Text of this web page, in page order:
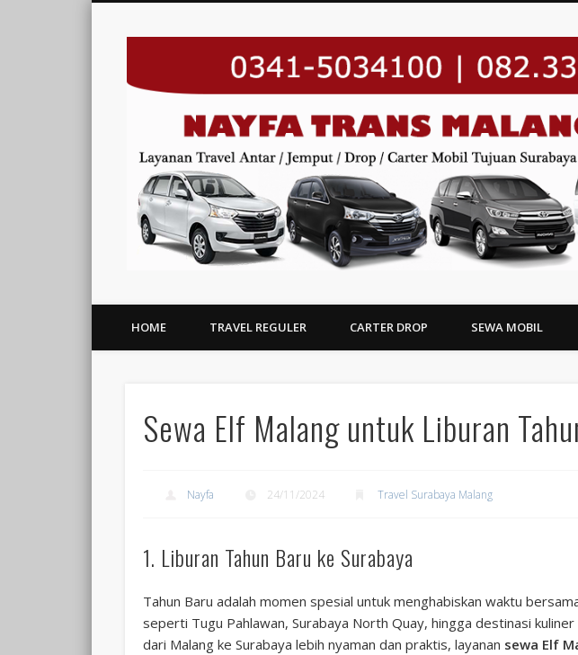
HOME TRAVEL REGULER CARTER DROP SEWA MOBIL
Sewa Elf Malang untuk Liburan
Nayfa 24/11/2024 Travel Surabaya Malang
1. Liburan Tahun Baru ke Surabaya
Tahun Baru adalah momen spesial untuk menghabiskan waktu
seperti Tugu Pahlawan, Surabaya North Quay, hingga destinasi
dari Malang ke Surabaya lebih nyaman dan praktis, layanan sewa Elf